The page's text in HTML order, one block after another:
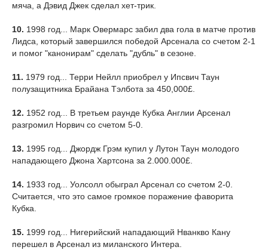
мяча, а Дэвид Джек сделал хет-трик.
10. 1998 год... Марк Овермарс забил два гола в матче против
Лидса, который завершился победой Арсенала со счетом 2-1
и помог "канонирам" сделать "дубль" в сезоне.
11. 1979 год... Терри Нейлл приобрел у Ипсвич Таун
полузащитника Брайана Тэлбота за 450,000£.
12. 1952 год... В третьем раунде Кубка Англии Арсенал
разгромил Норвич со счетом 5-0.
13. 1995 год... Джордж Грэм купил у Лутон Таун молодого
нападающего Джона Хартсона за 2.000.000£.
14. 1933 год... Уолсолл обыграл Арсенал со счетом 2-0.
Считается, что это самое громкое поражение фаворита
Кубка.
15. 1999 год... Нигерийский нападающий Нванкво Кану
перешел в Арсенал из миланского Интера.